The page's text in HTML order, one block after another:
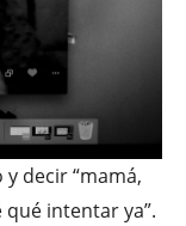
decir “mamá,
intentar ya”.